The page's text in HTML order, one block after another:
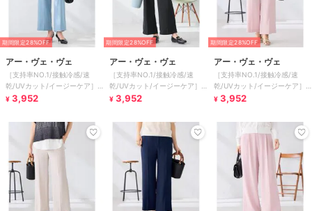
期間限定28%OFF
アー・ヴェ・ヴェ
［支持率NO.1/接触冷感/速
乾/UVカット/イージーケア］
スッキリ見えストレートパンツ
¥ 3,952
期間限定28%OFF
アー・ヴェ・ヴェ
［支持率NO.1/接触冷感/速
乾/UVカット/イージーケア］
スッキリ見えストレートパンツ
¥ 3,952
期間限定28%OFF
アー・ヴェ・ヴェ
［支持率NO.1/接触冷感/速
乾/UVカット/イージーケア］
スッキリ見えストレートパンツ
¥ 3,952